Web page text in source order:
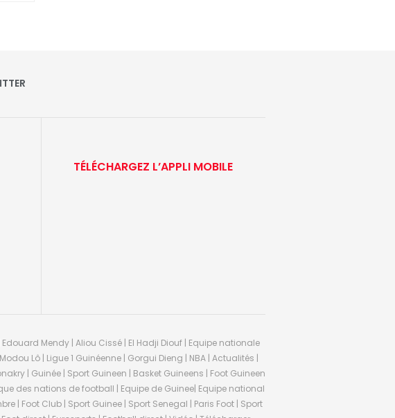
TÉLÉCHARGEZ L’APPLI MOBILE
Mendy | Aliou Cissé | El Hadji Diouf | Equipe nationale
Lô | Ligue 1 Guinéenne | Gorgui Dieng | NBA | Actualités |
| Guinée | Sport Guineen | Basket Guineens | Foot Guineen
des nations de football | Equipe de Guinee| Equipe national
| Foot Club | Sport Guinee | Sport Senegal | Paris Foot | Sport